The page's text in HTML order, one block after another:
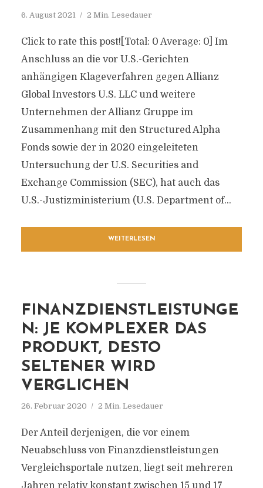
6. August 2021 2 Min. Lesedauer
Click to rate this post![Total: 0 Average: 0] Im
Anschluss an die vor U.S.-Gerichten
anhängigen Klageverfahren gegen Allianz
Global Investors U.S. LLC und weitere
Unternehmen der Allianz Gruppe im
Zusammenhang mit den Structured Alpha
Fonds sowie der in 2020 eingeleiteten
Untersuchung der U.S. Securities and
Exchange Commission (SEC), hat auch das
U.S.-Justizministerium (U.S. Department of...
WEITERLESEN
FINANZDIENSTLEISTUNGE
N: JE KOMPLEXER DAS
PRODUKT, DESTO
SELTENER WIRD
VERGLICHEN
26. Februar 2020 2 Min. Lesedauer
Der Anteil derjenigen, die vor einem
Neuabschluss von Finanzdienstleistungen
Vergleichsportale nutzen, liegt seit mehreren
Jahren relativ konstant zwischen 15 und 17